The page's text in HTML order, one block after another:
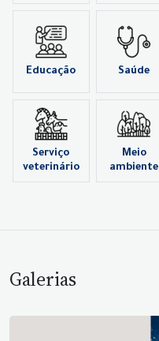
Educação Saúde
Serviço
veterinário
Meio
ambiente
Galerias